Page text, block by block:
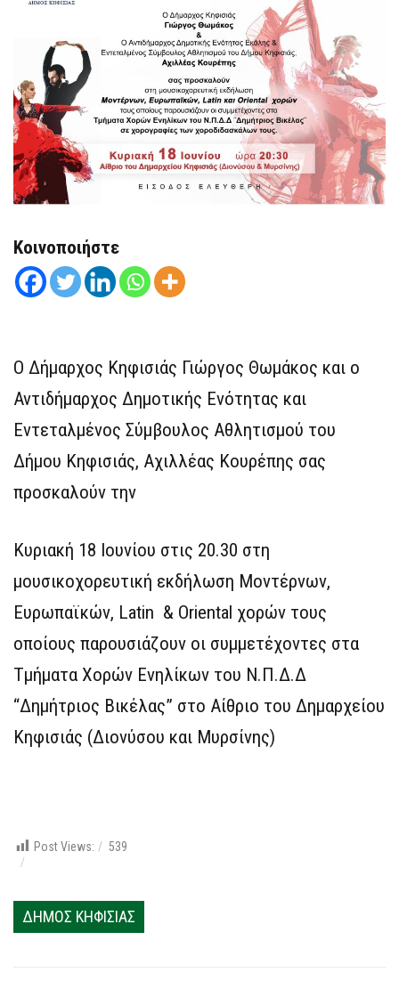
Κοινοποιήστε
Ο Δήμαρχος Κηφισιάς Γιώργος Θωμάκος και ο
Αντιδήμαρχος Δημοτικής Ενότητας και
Εντεταλμένος Σύμβουλος Αθλητισμού του
Δήμου Κηφισιάς, Αχιλλέας Κουρέπης σας
προσκαλούν την
Κυριακή 18 Ιουνίου στις 20.30 στη
μουσικοχορευτική εκδήλωση Μοντέρνων,
Ευρωπαϊκών, Latin & Oriental χορών τους
οποίους παρουσιάζουν οι συμμετέχοντες στα
Τμήματα Χορών Ενηλίκων του Ν.Π.Δ.Δ
“Δημήτριος Βικέλας” στο Αίθριο του Δημαρχείου
Κηφισιάς (Διονύσου και Μυρσίνης)
Post Views: 539
ΔΗΜΟΣ ΚΗΦΙΣΙΑΣ